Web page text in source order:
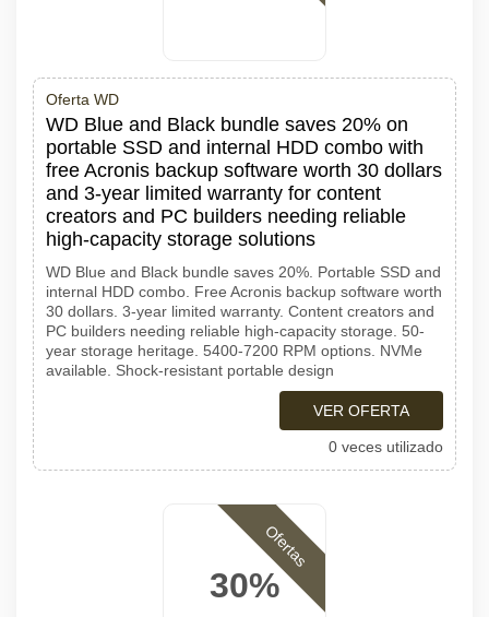
Oferta WD
WD Blue and Black bundle saves 20% on
portable SSD and internal HDD combo with
free Acronis backup software worth 30 dollars
and 3-year limited warranty for content
creators and PC builders needing reliable
high-capacity storage solutions
WD Blue and Black bundle saves 20%. Portable SSD and
internal HDD combo. Free Acronis backup software worth
30 dollars. 3-year limited warranty. Content creators and
PC builders needing reliable high-capacity storage. 50-
year storage heritage. 5400-7200 RPM options. NVMe
available. Shock-resistant portable design
VER OFERTA
0 veces utilizado
30%
Ofertas